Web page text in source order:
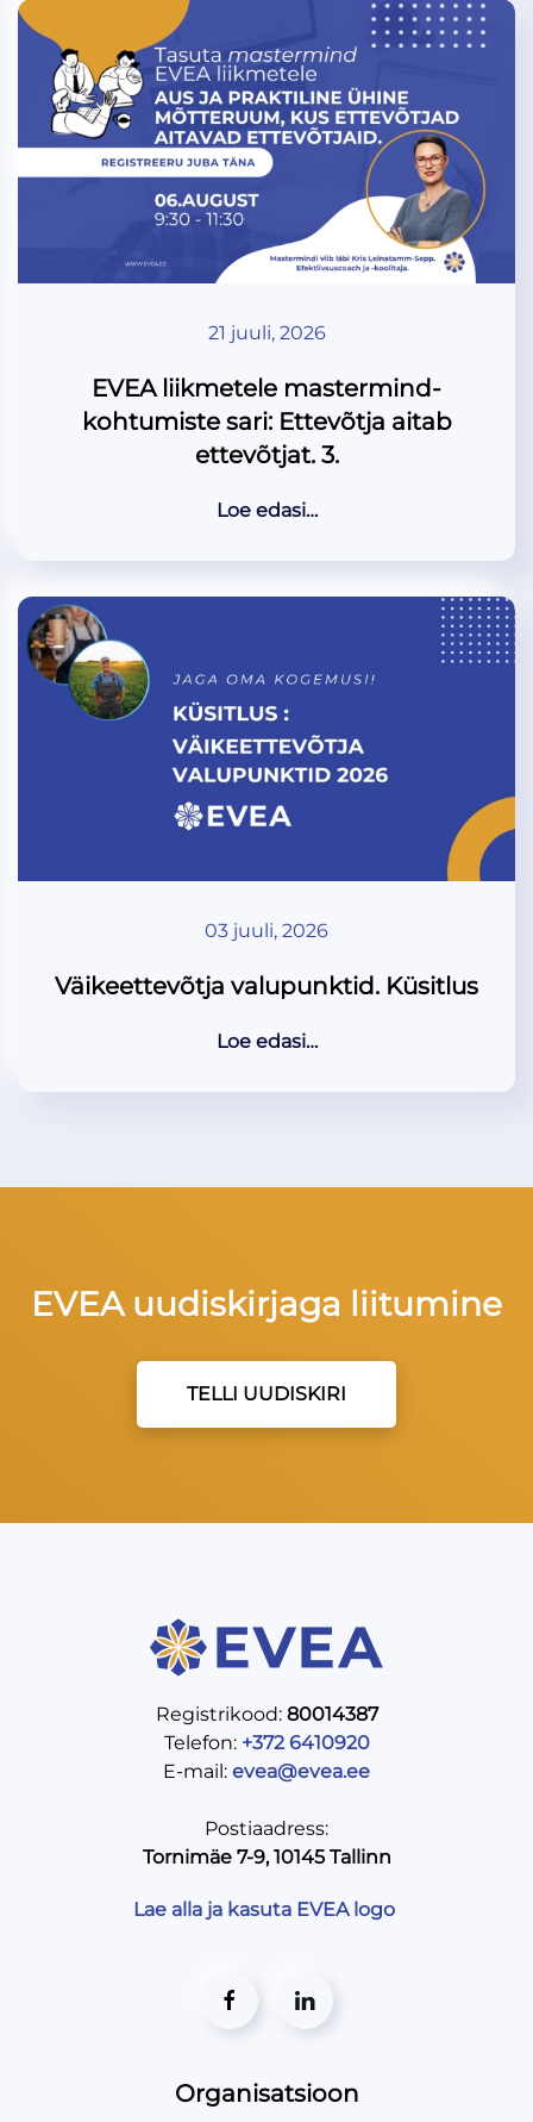
21 juuli, 2026
EVEA liikmetele mastermind-
kohtumiste sari: Ettevõtja aitab
ettevõtjat. 3.
Loe edasi…
03 juuli, 2026
Väikeettevõtja valupunktid. Küsitlus
Loe edasi…
EVEA uudiskirjaga liitumine
TELLI UUDISKIRI
Registrikood: 80014387
Telefon: +372 6410920
E-mail: evea@evea.ee
Postiaadress:
Tornimäe 7-9, 10145 Tallinn
Lae alla ja kasuta EVEA logo
Organisatsioon